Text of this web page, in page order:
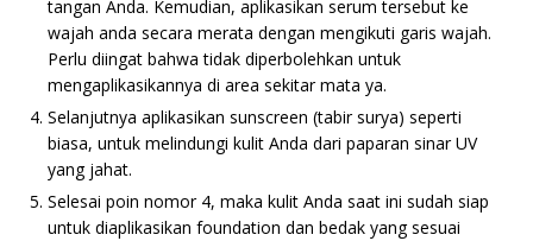
tangan Anda. Kemudian, aplikasikan serum tersebut ke
wajah anda secara merata dengan mengikuti garis wajah.
Perlu diingat bahwa tidak diperbolehkan untuk
mengaplikasikannya di area sekitar mata ya.
Selanjutnya aplikasikan sunscreen (tabir surya) seperti
biasa, untuk melindungi kulit Anda dari paparan sinar UV
yang jahat.
Selesai poin nomor 4, maka kulit Anda saat ini sudah siap
untuk diaplikasikan foundation dan bedak yang sesuai